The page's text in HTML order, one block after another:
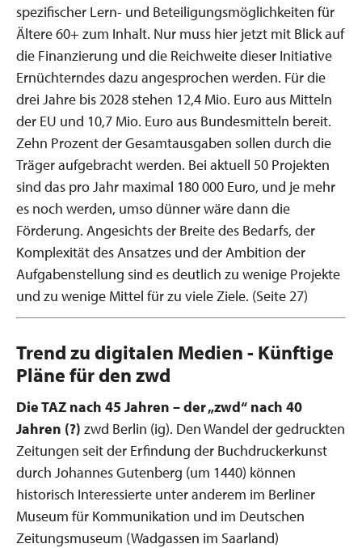
spezifischer Lern- und Beteiligungsmöglichkeiten für
Ältere 60+ zum Inhalt. Nur muss hier jetzt mit Blick auf
die Finanzierung und die Reichweite dieser Initiative
Ernüchterndes dazu angesprochen werden. Für die
drei Jahre bis 2028 stehen 12,4 Mio. Euro aus Mitteln
der EU und 10,7 Mio. Euro aus Bundesmitteln bereit.
Zehn Prozent der Gesamtausgaben sollen durch die
Träger aufgebracht werden. Bei aktuell 50 Projekten
sind das pro Jahr maximal 180 000 Euro, und je mehr
es noch werden, umso dünner wäre dann die
Förderung. Angesichts der Breite des Bedarfs, der
Komplexität des Ansatzes und der Ambition der
Aufgabenstellung sind es deutlich zu wenige Projekte
und zu wenige Mittel für zu viele Ziele. (Seite 27)
Trend zu digitalen Medien - Künftige
Pläne für den zwd
Die TAZ nach 45 Jahren – der „zwd“ nach 40
Jahren (?) zwd Berlin (ig). Den Wandel der gedruckten
Zeitungen seit der Erfindung der Buchdruckerkunst
durch Johannes Gutenberg (um 1440) können
historisch Interessierte unter anderem im Berliner
Museum für Kommunikation und im Deutschen
Zeitungsmuseum (Wadgassen im Saarland)